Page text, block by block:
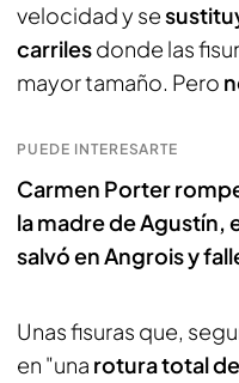
velocidad y se
carrilesdonde las
mayor tamaño. Pero
PUEDE INTERESARTE
Carmen Porter
la madre de Agustín,
salvó en Angrois y
Unas fisuras que,
en "una rotura total